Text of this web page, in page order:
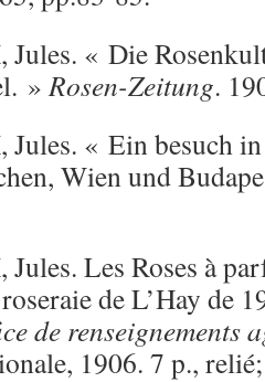
« Die
»Rosen-Zeitung.
« Ein besuch
Wien und
Les Roses à
roseraie de L’Hay de
de renseignements
1906. 7 p.,